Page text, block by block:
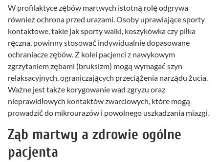
W profilaktyce zębów martwych istotną rolę odgrywa
również ochrona przed urazami. Osoby uprawiające sporty
kontaktowe, takie jak sporty walki, koszykówka czy piłka
ręczna, powinny stosować indywidualnie dopasowane
ochraniacze zębów. Z kolei pacjenci z nawykowym
zgrzytaniem zębami (bruksizm) mogą wymagać szyn
relaksacyjnych, ograniczających przeciążenia narządu żucia.
Ważne jest także korygowanie wad zgryzu oraz
nieprawidłowych kontaktów zwarciowych, które mogą
prowadzić do mikrourazów i powolnego uszkadzania miazgi.
Ząb martwy a zdrowie ogólne
pacjenta